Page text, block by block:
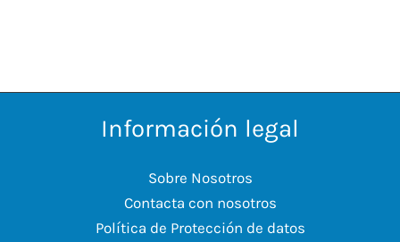
Información legal
Sobre Nosotros
Contacta con nosotros
Política de Protección de datos